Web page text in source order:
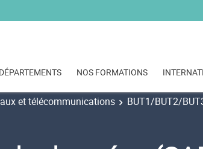
NOS FORMATIONS
et télécommunications
BUT1/BUT2/